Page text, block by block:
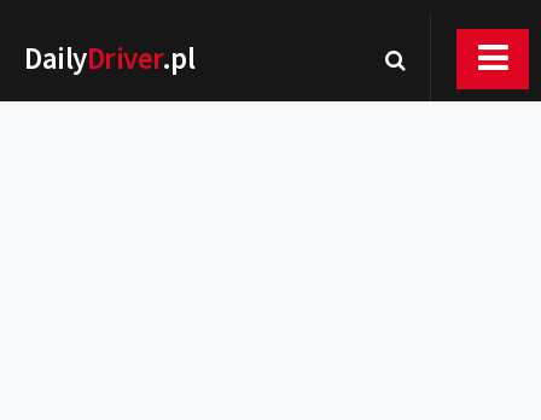
DailyDriver.pl